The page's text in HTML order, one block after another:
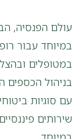
עולם הפנסיה,
במיוחד עבור
במטופלים
בניהול הכספים
עם סוגיות
שירותים